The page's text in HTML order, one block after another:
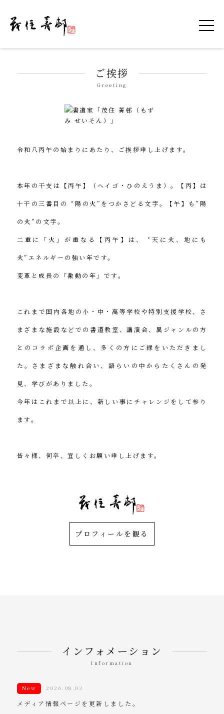
令和を書いた書道家「茂住 菁邨（もずみ せ
ご挨拶
Greeting
令和八丙午の始まりにあたり、ご挨拶申し上げます。
本年の干支は【丙午】（ヘイゴ・ひのえうま）。【丙】は
十干の三番目の〝陽の火”をつかさどる文字。【午】も”陽
の火”の文字。
二重に「火」が重なる【丙午】は、〝天に火、地にも
火”エネルギーの強い年です。
変革と成長の「激動の年」です。
これまで国内各地の小・中・高等学校や特別支援学校、さ
まざまな施設などでの書道教室、講演会、異ジャンルの方
とのコラボ企画を通し、多くの方にご縁をいただきまし
た。さまざまな触れ合い、語らいの中からたくさんの発
見、学びがありました。
今年はこれまで以上に、新しい事にチャレンジをして参り
ます。
皆々様、何卒、宜しくお願い申し上げます。
プロフィールを観る
インフォメーション
Information
New 2026.08.03
メディア情報ページを更新しました。